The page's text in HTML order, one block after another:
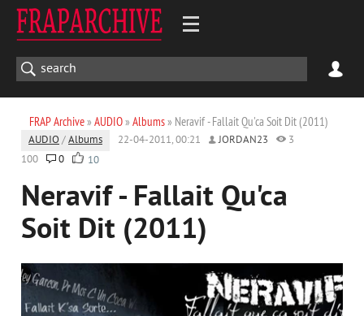
FRAP Archive» AUDIO» Albums» Neravif - Fallait Qu'ca Soit Dit (2011)
AUDIO /Albums 22-04-2011, 00:21 JORDAN23
3
100
0 10
Neravif - Fallait Qu'ca
Soit Dit (2011)